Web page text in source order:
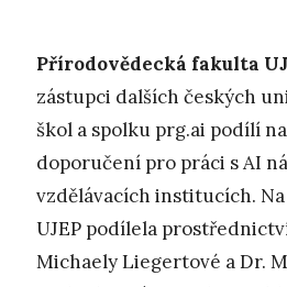
Přírodovědecká fakulta
zástupci dalších českých
škol a spolku prg.ai podílí
doporučení pro práci s AI
vzdělávacích institucích.
UJEP podílela
Michaely Liegertové a Dr.